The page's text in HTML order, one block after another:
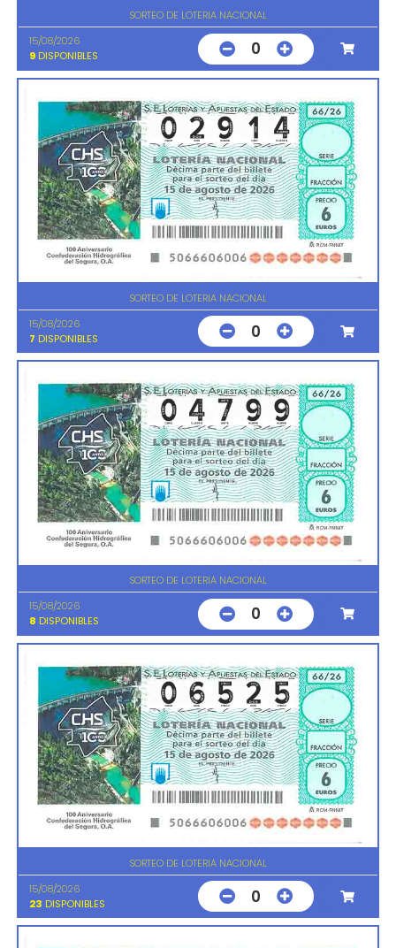
SORTEO DE LOTERIA NACIONAL
15/08/2026
9 DISPONIBLES 0
SORTEO DE LOTERIA NACIONAL
15/08/2026
7 DISPONIBLES 0
SORTEO DE LOTERIA NACIONAL
15/08/2026
8 DISPONIBLES 0
SORTEO DE LOTERIA NACIONAL
15/08/2026
23 DISPONIBLES 0